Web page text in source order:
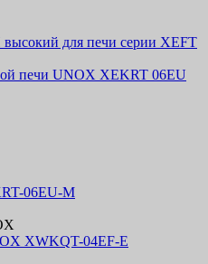
для печи серии XEFT
06EU-M